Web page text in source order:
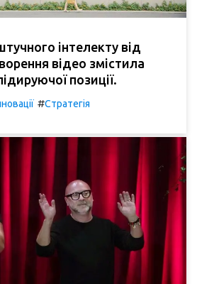
інтелекту від
відео змістила
позиції.
#Стратегія